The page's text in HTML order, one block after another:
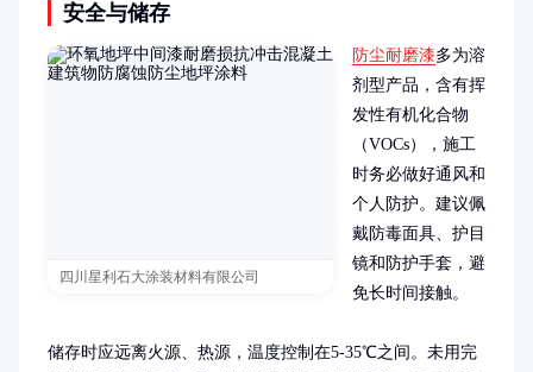
安全与储存
四川星利石大涂装材料有限公司
防尘耐磨漆多为溶
剂型产品，含有挥
发性有机化合物
（VOCs），施工
时务必做好通风和
个人防护。建议佩
戴防毒面具、护目
镜和防护手套，避
免长时间接触。
储存时应远离火源、热源，温度控制在5-35℃之间。未用完